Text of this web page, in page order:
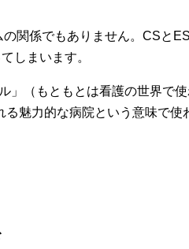
関係でもありません。CSと
しまいます。
」（もともとは看護の世界で
魅力的な病院という意味で使